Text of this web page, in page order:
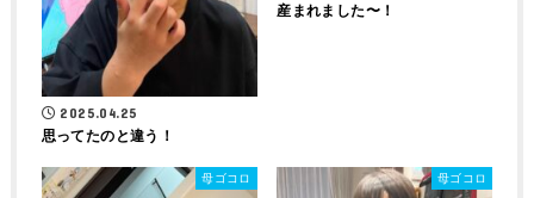
2025.04.25
思ってたのと違う！
産まれました〜！
母ゴコロ 母ゴコロ